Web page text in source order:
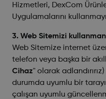
Hizmetleri, DexCom
Uygulamalarını
3. Web Sitemizi
Web Sitemize internet
telefon veya başka bir
Cihaz" olarak
durumda uyumlu bir
çalışan uyumlu